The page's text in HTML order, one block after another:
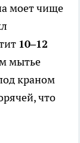
моет чище
10–12
мытье
краном
что